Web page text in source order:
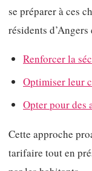
se préparer à ces
résidents
Renforcer la
Optimiser leur
Opter pour des
Cette approche
tarifaire tout en